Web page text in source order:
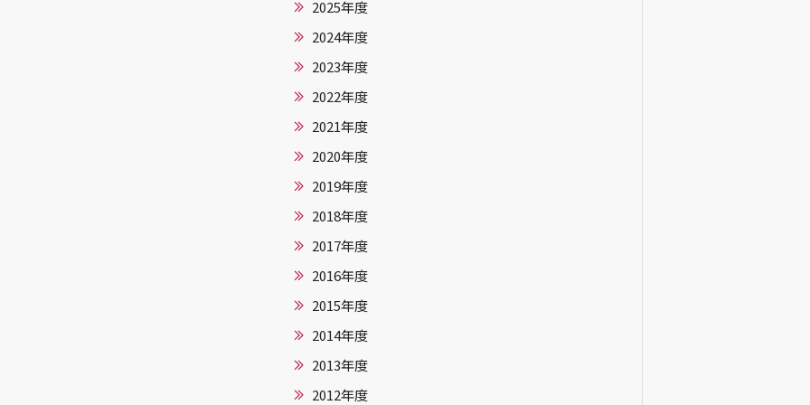
2025年度
2024年度
2023年度
2022年度
2021年度
2020年度
2019年度
2018年度
2017年度
2016年度
2015年度
2014年度
2013年度
2012年度